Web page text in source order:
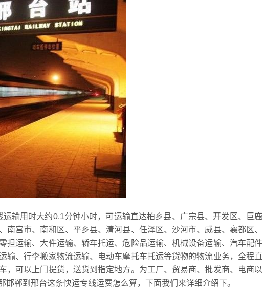
输用时大约0.1分钟小时，可运输直达柏乡县、广宗县、开发区、巨鹿
宫市、南和区、平乡县、清河县、任泽区、沙河市、威县、襄都区、
担运输、大件运输、轿车托运、危险品运输、机械设备运输、汽车配件
输、行李搬家物流运输、电动车摩托车托运等货物的物流业务，全程直
，可以上门提货，送货到指定地方。为工厂、贸易商、批发商、电商以
郸到邢台这条快运专线运费怎么算，下面我们来详细介绍下。